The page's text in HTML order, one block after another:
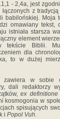
- 2,4a, jest
z
babilońskiej.
omawiany tekst,
istniała starsza
element
tekście Biblii.
dla
to w dużej
zawiera w sobie
dali redaktorzy
ex definitione
kosmogonia w
spisujących
i Popol Vuh.